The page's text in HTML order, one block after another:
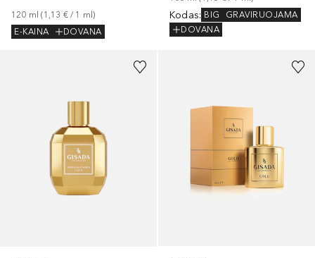
120 ml (1,13 € / 1 ml)
E-KAINA
DOVANA
Kodas: BIG
GRAVIRUOJAMA
DOVANA